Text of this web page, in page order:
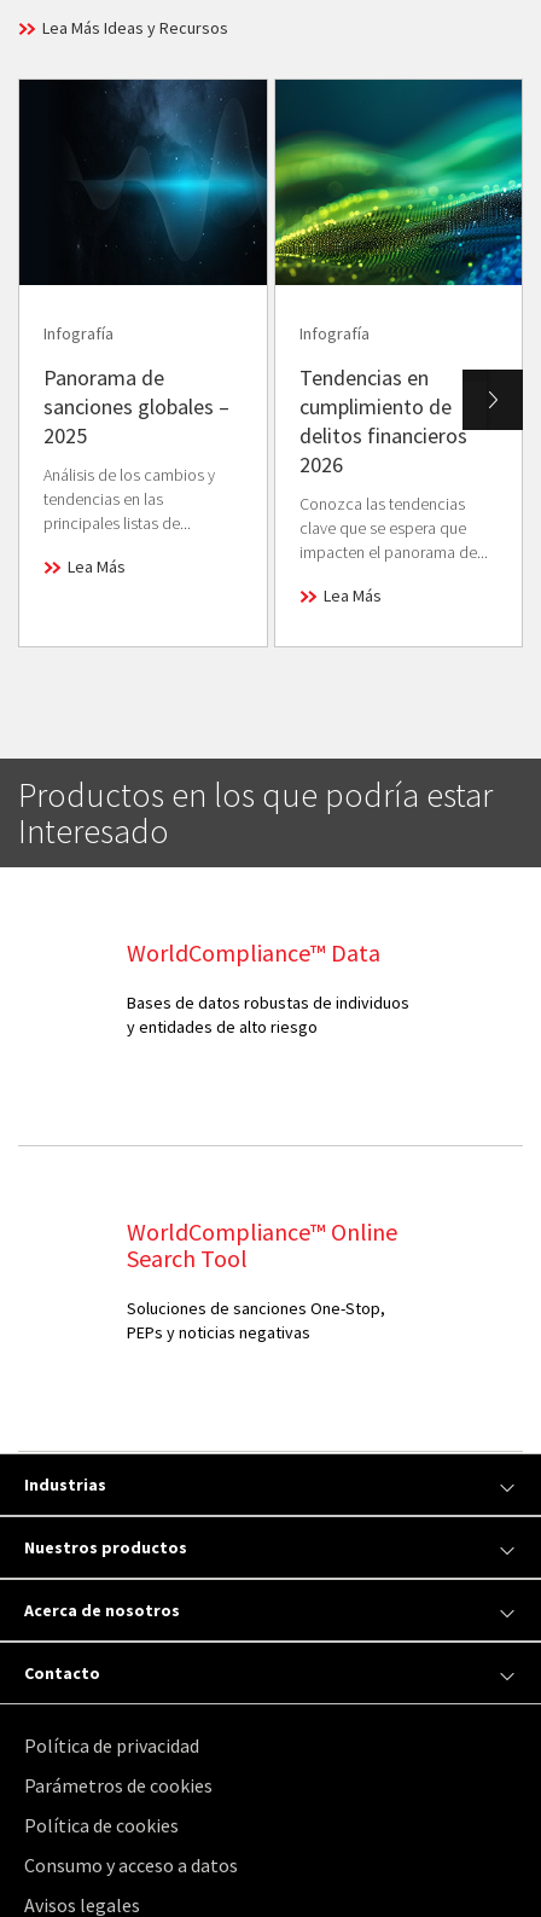
Lea Más Ideas y Recursos
Infografía
Panorama de
sanciones globales –
2025
Análisis de los cambios y
tendencias en las
principales listas de...
Lea Más
Infografía
Tendencias en
cumplimiento de
delitos financieros
2026
Conozca las tendencias
clave que se espera que
impacten el panorama de...
Lea Más
Productos en los que podría estar
Interesado
WorldCompliance™ Data
Bases de datos robustas de individuos
y entidades de alto riesgo
WorldCompliance™ Online
Search Tool
Soluciones de sanciones One-Stop,
PEPs y noticias negativas
Industrias
Nuestros productos
Acerca de nosotros
Contacto
Política de privacidad
Parámetros de cookies
Política de cookies
Consumo y acceso a datos
Avisos legales